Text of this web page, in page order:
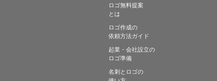
ロゴ無料提案
とは
ロゴ作成の
依頼方法ガイド
起業・会社設立の
ロゴ準備
名刺とロゴの